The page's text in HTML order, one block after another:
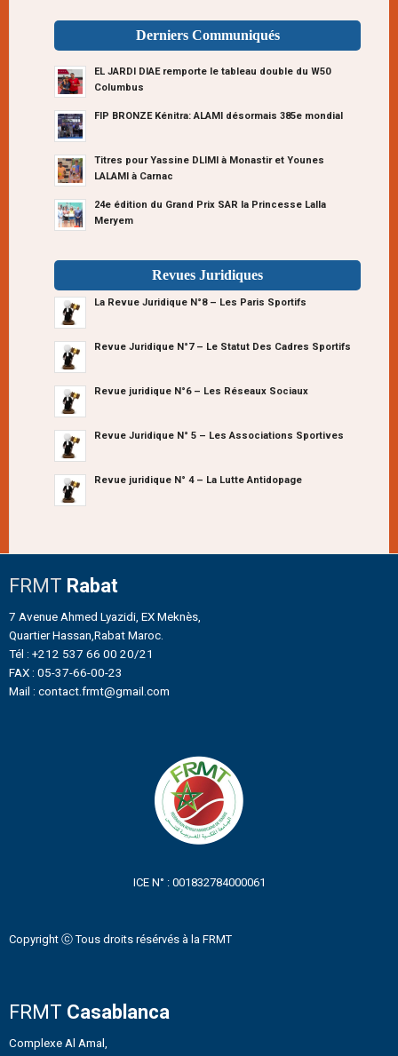
Derniers Communiqués
EL JARDI DIAE remporte le tableau double du W50
Columbus
FIP BRONZE Kénitra: ALAMI désormais 385e mondial
Titres pour Yassine DLIMI à Monastir et Younes
LALAMI à Carnac
24e édition du Grand Prix SAR la Princesse Lalla
Meryem
Revues Juridiques
La Revue Juridique N°8 – Les Paris Sportifs
Revue Juridique N°7 – Le Statut Des Cadres Sportifs
Revue juridique N°6 – Les Réseaux Sociaux
Revue Juridique N° 5 – Les Associations Sportives
Revue juridique N° 4 – La Lutte Antidopage
FRMT Rabat
7 Avenue Ahmed Lyazidi, EX Meknès,
Quartier Hassan,Rabat Maroc.
Tél : +212 537 66 00 20/21
FAX : 05-37-66-00-23
Mail : contact.frmt@gmail.com
ICE N° : 001832784000061
Copyright ⓒ Tous droits résérvés à la FRMT
FRMT Casablanca
Complexe Al Amal,